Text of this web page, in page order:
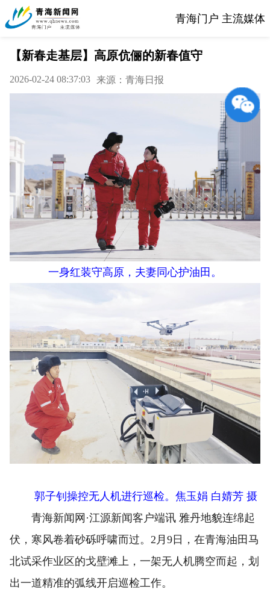
青海门户 主流媒体
【新春走基层】高原伉俪的新春值守
2026-02-24 08:37:03 来源：青海日报
一身红装守高原，夫妻同心护油田。
郭子钊操控无人机进行巡检。焦玉娟 白婧芳 摄
青海新闻网·江源新闻客户端讯 雅丹地貌连绵起
伏，寒风卷着砂砾呼啸而过。2月9日，在青海油田马
北试采作业区的戈壁滩上，一架无人机腾空而起，划
出一道精准的弧线开启巡检工作。